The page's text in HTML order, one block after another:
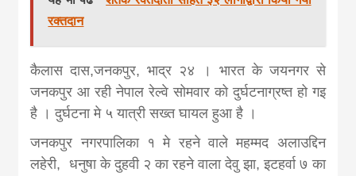
रक्तदान
कैलास दास,जनकपुर, भाद्र २४ । भारत के जयनगर से
जनकपुर आ रही नेपाल रेल्वे सोमवार को दुर्घटनाग्रष्त हो गइ
है । दुर्घटना मे ५ यात्री सख्त घायल हुआ है ।
जनकपुर नगरपालिका १ मे रहने वाले महम्मद अलाउद्दिन
लहेरी, धनुषा के दुहवी २ का रहने वाला देवु झा, इटहर्वा ७ का